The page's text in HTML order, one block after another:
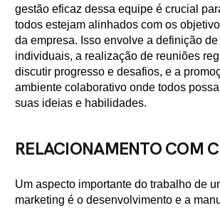
gestão eficaz dessa equipe é crucial
todos estejam alinhados com os
da empresa. Isso envolve a definição de
individuais, a realização de reuniões
discutir progresso e desafios, e a
ambiente colaborativo onde todos
suas ideias e habilidades.
RELACIONAMENTO COM
Um aspecto importante do trabalho de
marketing é o desenvolvimento e a